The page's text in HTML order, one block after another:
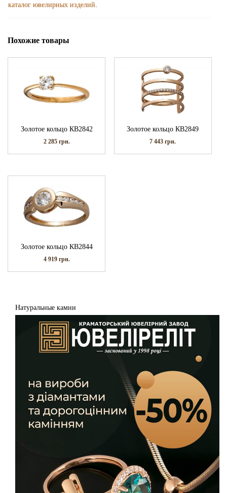
каталог ювелирных изделий
Похожие товары
Золотое кольцо КВ2842
2 285 грн.
Золотое кольцо КВ2849
7 443грн.
Золотое кольцо КВ2844
4 919 грн.
Натуральные камни